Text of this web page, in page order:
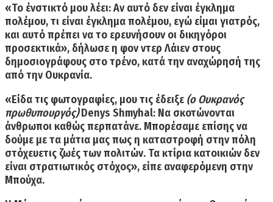
«Το ένστικτό μου λέει: Αν αυτό δεν είναι έγκλημα
πολέμου, τι είναι έγκλημα πολέμου, εγώ είμαι γιατρός,
και αυτό πρέπει να το ερευνήσουν οι δικηγόροι
προσεκτικά», δήλωσε η φον ντερ Λάιεν στους
δημοσιογράφους στο τρένο, κατά την αναχώρησή της
από την Ουκρανία.
«Είδα τις φωτογραφίες, μου τις έδειξε (ο Ουκρανός
πρωθυπουργός)Denys Shmyhal: Να σκοτώνονται
άνθρωποι καθώς περπατάνε. Μπορέσαμε επίσης να
δούμε με τα μάτια μας πως η καταστροφή στην πόλη
στόχευετις ζωές των πολιτών. Τα κτίρια κατοικιών δεν
είναι στρατιωτικός στόχος», είπε αναφερόμενη στην
Μπούχα.